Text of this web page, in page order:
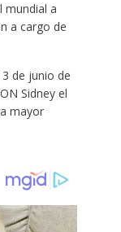
mundial a
a cargo de
de junio de
Sidney el
mayor